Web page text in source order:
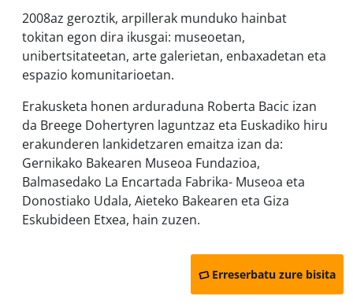
2008az geroztik, arpillerak munduko hainbat
tokitan egon dira ikusgai: museoetan,
unibertsitateetan, arte galerietan, enbaxadetan eta
espazio komunitarioetan.
Erakusketa honen arduraduna Roberta Bacic izan
da Breege Dohertyren laguntzaz eta Euskadiko hiru
erakunderen lankidetzaren emaitza izan da:
Gernikako Bakearen Museoa Fundazioa,
Balmasedako La Encartada Fabrika- Museoa eta
Donostiako Udala, Aieteko Bakearen eta Giza
Eskubideen Etxea, hain zuzen.
Erreserbatu zure bisita